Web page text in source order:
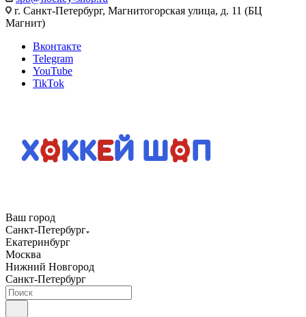
г. Санкт-Петербург, Магнитогорская улица, д. 11 (БЦ
Магнит)
Вконтакте
Telegram
YouTube
TikTok
Ваш город
Санкт-Петербург
Екатеринбург
Москва
Нижний Новгород
Санкт-Петербург